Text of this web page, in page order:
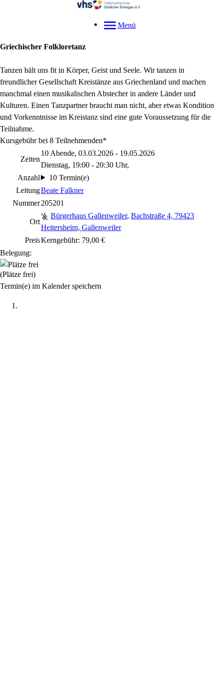
Menü
Griechischer Folkloretanz
Tanzen hält uns fit in Körper, Geist und Seele. Wir tanzen in
freundlicher Gesellschaft Kreistänze aus Griechenland und machen
manchmal einen musikalischen Abstecher in andere Länder und
Kulturen. Einen Tanzpartner braucht man nicht, aber etwas Kondition
und Vorkenntnisse im Kreistanz sind eine gute Voraussetzung für die
Teilnahme.
Kursgebühr bei 8 Teilnehmenden*
Zeiten
10 Abende, 03.03.2026 - 19.05.2026
Dienstag, 19:00 - 20:30 Uhr,
Anzahl
10 Termin(e)
LeitungBeate Falkner
Nummer205201
Ort
Bürgerhaus Gallenweiler, Bachstraße 4, 79423
Heitersheim, Gallenweiler
PreisKerngebühr: 79,00 €
Belegung:
(Plätze frei)
Termin(e) im Kalender speichern